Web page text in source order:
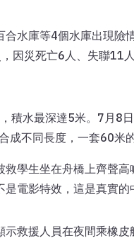
水庫等4個水庫出現
因災死亡6人、失聯11
積水最深達5米。7月8
不同長度，一套60米
學生坐在舟橋上齊聲
電影特效，這是真實
救援人員在夜間乘橡